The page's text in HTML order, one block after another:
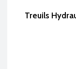
Treuils